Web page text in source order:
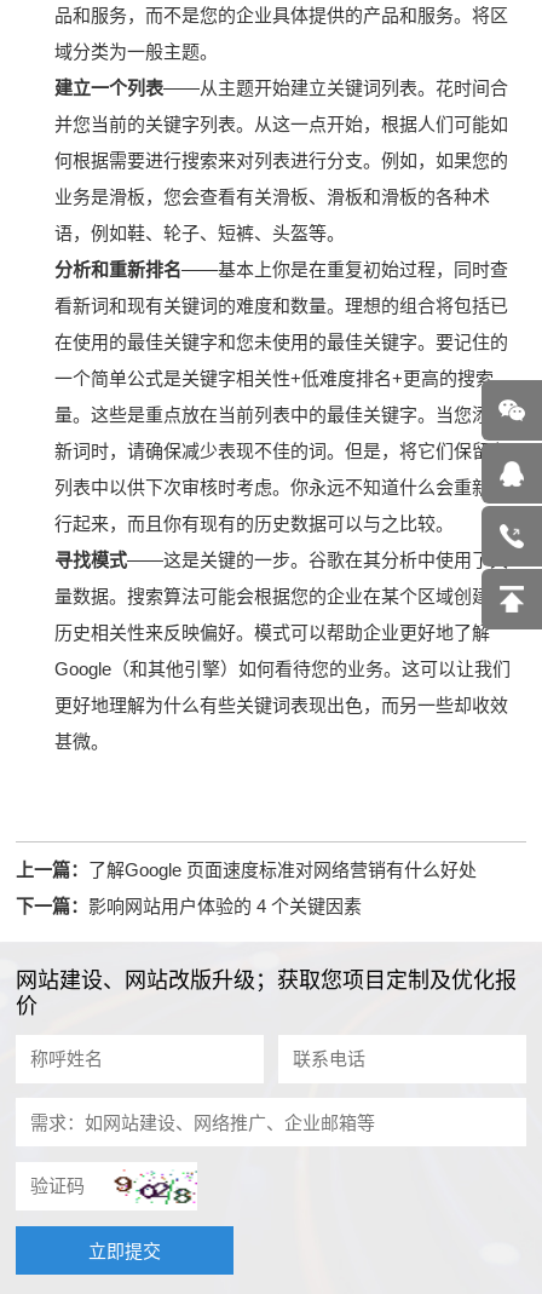
品和服务，而不是您的企业具体提供的产品和服务。将区
域分类为一般主题。
建立一个列表——从主题开始建立关键词列表。 花时间合
并您当前的关键字列表。 从这一点开始，根据人们可能如
何根据需要进行搜索来对列表进行分支。例如，如果您的
业务是滑板，您会查看有关滑板、滑板和滑板的各种术
语，例如鞋、轮子、短裤、头盔等。
分析和重新排名——基本上你是在重复初始过程，同时查
看新词和现有关键词的难度和数量。理想的组合将包括已
在使用的最佳关键字和您未使用的最佳关键字。要记住的
一个简单公式是关键字相关性+低难度排名+更高的搜索
量。这些是重点放在当前列表中的最佳关键字。 当您添加
新词时，请确保减少表现不佳的词。但是，将它们保留在
列表中以供下次审核时考虑。你永远不知道什么会重新流
行起来，而且你有现有的历史数据可以与之比较。
寻找模式——这是关键的一步。谷歌在其分析中使用了大
量数据。搜索算法可能会根据您的企业在某个区域创建的
历史相关性来反映偏好。模式可以帮助企业更好地了解
Google（和其他引擎）如何看待您的业务。这可以让我们
更好地理解为什么有些关键词表现出色，而另一些却收效
甚微。
上一篇： 了解Google 页面速度标准对网络营销有什么好处
下一篇： 影响网站用户体验的 4 个关键因素
网站建设、网站改版升级；获取您项目定制及优化报
价